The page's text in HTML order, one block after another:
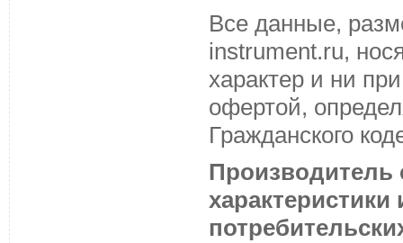
Все данные,
instrument.ru,
характер и ни
офертой,
Гражданского
Производитель